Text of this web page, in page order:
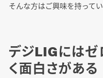
そんな方はご興味を持って
デジLIGにはゼ
く面白さがある